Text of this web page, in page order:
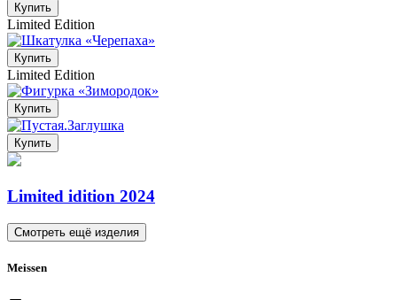
Купить
Limited Edition
Купить
Limited Edition
Купить
Купить
Limited idition 2024
Смотреть ещё изделия
Meissen